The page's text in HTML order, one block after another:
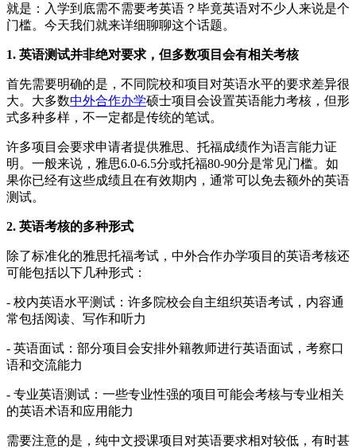
就是：入学到底需不需要考英语？毕竟英语对不少人来说是个
门槛。今天我们就来详细聊聊这个话题。
1. 英语测试并非绝对要求，但多数项目会有相关考核
首先需要明确的是，不同院校和项目对英语水平的要求差异很
大。大多数中外合作办学硕士项目会设置英语能力考核，但形
式多种多样，不一定都是传统的笔试。
许多项目会要求申请者提供雅思、托福成绩作为语言能力证
明。一般来说，雅思6.0-6.5分或托福80-90分是常见门槛。如
果你已经有这些成绩且在有效期内，通常可以免去额外的英语
测试。
2. 英语考核的多种形式
除了标准化的雅思托福考试，中外合作办学项目的英语考核还
可能包括以下几种形式：
- 校内英语水平测试：许多院校会自主组织英语考试，内容通
常包括阅读、写作和听力
- 英语面试：部分项目会安排外籍教师进行英语面试，考察口
语和交流能力
- 专业英语测试：一些专业性强的项目可能会考核与专业相关
的英语术语和应用能力
需要注意的是，纯中文授课项目对英语要求相对较低，有时甚